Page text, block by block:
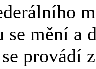
se mění a
provádí